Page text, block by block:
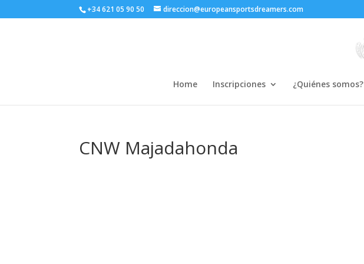
+34 621 05 90 50 direccion@europeansportsdreamers.com
Home Inscripciones ¿Quiénes somos?
CNW Majadahonda